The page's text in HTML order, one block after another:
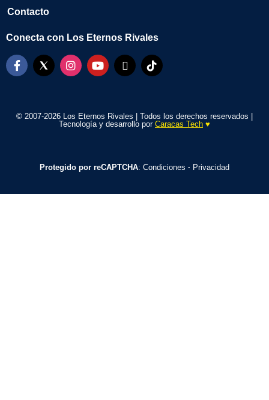
Contacto
Conecta con Los Eternos Rivales
© 2007-2026 Los Eternos Rivales | Todos los derechos reservados |
Tecnología y desarrollo por Caracas Tech ♥️
Protegido por reCAPTCHA: Condiciones · Privacidad